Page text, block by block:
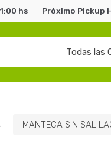
hs Próximo Pickup
MANTECA SIN SAL